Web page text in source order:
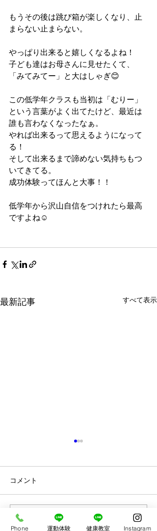
もうその後は跳び箱が楽しくなり、止
まらない止まらない。
やっぱり出来ると嬉しくなるよね！
子ども達はお母さんに見せたくて、
「みてみてー」と大はしゃぎ😊
この低学年クラスも当初は「むりー」
という言葉がよく出てたけど、最近は
誰も言わなくなったなぁ。
やれば出来るって思えるようになって
る！
そして出来るまで諦めない気持ちもつ
いてきてる。
成功体験ってほんと大事！！
低学年から沢山自信をつけれたら最高
ですよね☺️
最新記事 すべて表示
なわとびコンテスト出場
コメント
コメントを追加…
Phone 運動体験 健康教室 Instagram